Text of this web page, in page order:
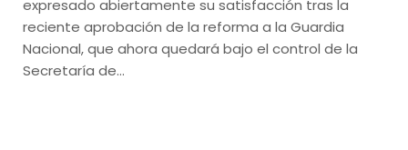
expresado abiertamente su satisfacción tras la
reciente aprobación de la reforma a la Guardia
Nacional, que ahora quedará bajo el control de la
Secretaría de…